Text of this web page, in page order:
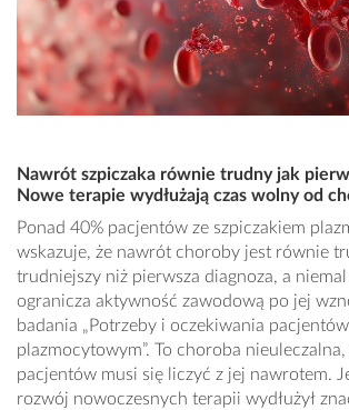
Nawrót szpiczaka równie trudny jak
Nowe terapie wydłużają czas wolny od
Ponad 40% pacjentów ze szpiczakiem
wskazuje, że nawrót choroby jest równie
trudniejszy niż pierwsza diagnoza, a niemal
ogranicza aktywność zawodową po jej
badania „Potrzeby i oczekiwania
plazmocytowym”. To choroba
pacjentów musi się liczyć z jej nawrotem.
rozwój nowoczesnych terapii wydłużył